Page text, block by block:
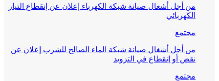
من أجل أشغال صيانة شبكة الكهرباء إعلان عن إنقطاع التيار
الكهربائي
مجتمع
من أجل أشغال صيانة شبكة الماء الصالح للشرب إعلان عن
نقص أو إنقطاع في التزويد
مجتمع